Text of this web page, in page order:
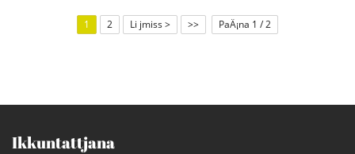
1
2 Li jmiss > >> PaÄ¡na 1 / 2
Ikkuntattjana